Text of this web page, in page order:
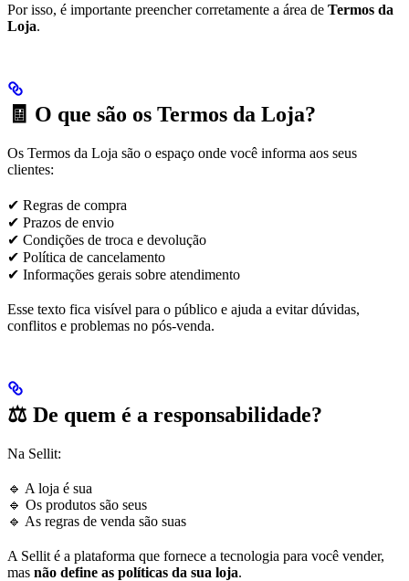
Por isso, é importante preencher corretamente a área de Termos da
Loja.
🧾 O que são os Termos da Loja?
Os Termos da Loja são o espaço onde você informa aos seus
clientes:
✔ Regras de compra
✔ Prazos de envio
✔ Condições de troca e devolução
✔ Política de cancelamento
✔ Informações gerais sobre atendimento
Esse texto fica visível para o público e ajuda a evitar dúvidas,
conflitos e problemas no pós-venda.
⚖️ De quem é a responsabilidade?
Na Sellit:
🔹 A loja é sua
🔹 Os produtos são seus
🔹 As regras de venda são suas
A Sellit é a plataforma que fornece a tecnologia para você vender,
mas não define as políticas da sua loja.